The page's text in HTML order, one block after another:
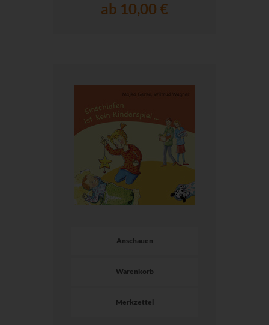
ab 10,00 €
Anschauen
Warenkorb
Merkzettel